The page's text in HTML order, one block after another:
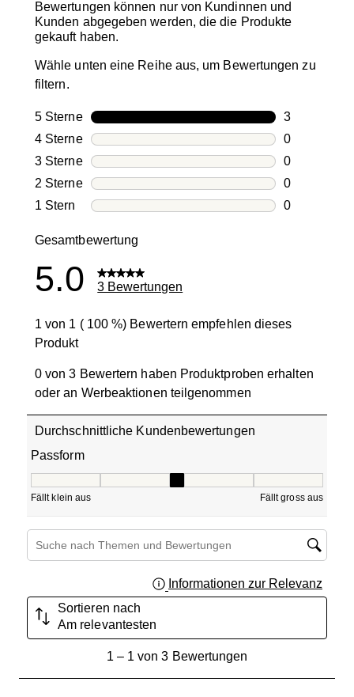
Bewertungen können nur von Kundinnen und
Kunden abgegeben werden, die die Produkte
gekauft haben.
Wähle unten eine Reihe aus, um Bewertungen zu
filtern.
5 SterneSterne
3
3
4 SterneSterne
0
0
3 SterneSterne
0
0
2 SterneSterne
0
0
1 Stern Sterne
0
Gesamtbewertung
5.0 3 Bewertungen
1 von 1 ( 100 %) Bewertern empfehlen dieses
Produkt
0 von 3 Bewertern haben Produktproben erhalten
oder an Werbeaktionen teilgenommen
Durchschnittliche Kundenbewertungen
Passform
Fällt klein aus Fällt gross aus
Themen und Bewertungen durchsuchen Suche nach Region
Informationen zur Relevanz
Sortieren nach
Am relevantesten
1– 1 von 3 Bewertungen